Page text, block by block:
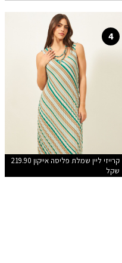
קרייזי ליין שמלת פליסה אייקון 219.90
שקל
4